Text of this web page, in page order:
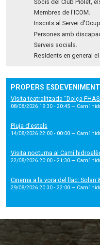
Socis del Club Piolet,
Membres de l'ICOM.
Inscrits al Servei
Persones amb
Serveis socials.
Residents en general
PROPERS
Visita teatralitzada "Dolça
08/08/2026 19:30 - 20:45 — Camí
Pluja d'estels
14/08/2026 22:00 - 00:00 — Camí
Visita nocturna al Camí
22/08/2026 20:00 - 21:30 — Camí
Cinema a la vora del llac: Solan
29/08/2026 20:30 - 22:00 — Camí